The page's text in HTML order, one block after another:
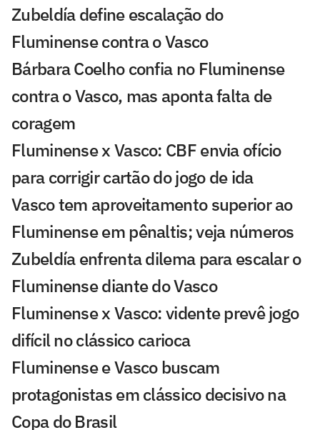
Zubeldía define escalação do
Fluminense contra o Vasco
Bárbara Coelho confia no Fluminense
contra o Vasco, mas aponta falta de
coragem
Fluminense x Vasco: CBF envia ofício
para corrigir cartão do jogo de ida
Vasco tem aproveitamento superior ao
Fluminense em pênaltis; veja números
Zubeldía enfrenta dilema para escalar o
Fluminense diante do Vasco
Fluminense x Vasco: vidente prevê jogo
difícil no clássico carioca
Fluminense e Vasco buscam
protagonistas em clássico decisivo na
Copa do Brasil